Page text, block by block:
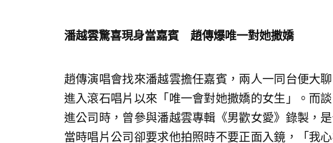
潘越雲驚喜現身當嘉賓 趙傳爆唯一對她撒嬌
趙傳演唱會找來潘越雲擔任嘉賓，兩人一同台便大
進入滾石唱片以來「唯一會對她撒嬌的女生」。而
進公司時，曾參與潘越雲專輯《男歡女愛》錄製，
當時唱片公司卻要求他拍照時不要正面入鏡，「我